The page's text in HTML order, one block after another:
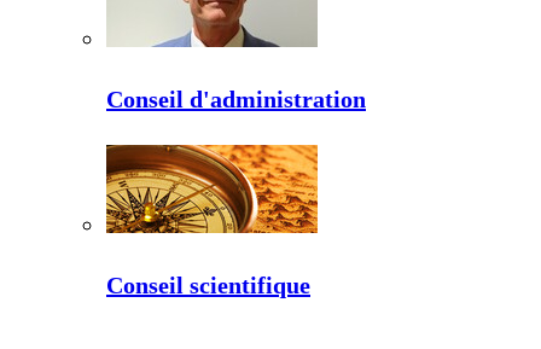
Conseil d'administration
Conseil scientifique